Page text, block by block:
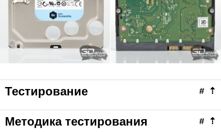
⇡
#
Тестирование
⇡
#
Методика тестирования